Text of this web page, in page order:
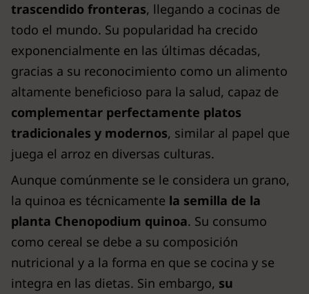
trascendido fronteras, llegando a cocinas de
todo el mundo. Su popularidad ha crecido
exponencialmente en las últimas décadas,
gracias a su reconocimiento como un alimento
altamente beneficioso para la salud, capaz de
complementar perfectamente platos
tradicionales y modernos, similar al papel que
juega el arroz en diversas culturas.
Aunque comúnmente se le considera un grano,
la quinoa es técnicamente la semilla de la
planta Chenopodium quinoa. Su consumo
como cereal se debe a su composición
nutricional y a la forma en que se cocina y se
integra en las dietas. Sin embargo, su